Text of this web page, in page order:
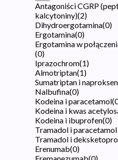
Antagoniści CGRP
kalcytoniny)(2)
Dihydroergotamina(0)
Ergotamina(0)
Ergotamina w
(0)
Iprazochrom(1)
Almotriptan(1)
Sumatriptan i naproksen
Nalbufina(0)
Kodeina i paracetamol(
Kodeina i kwas
Kodeina i ibuprofen(0)
Tramadol i paracetamol
Tramadol i
Erenumab(0)